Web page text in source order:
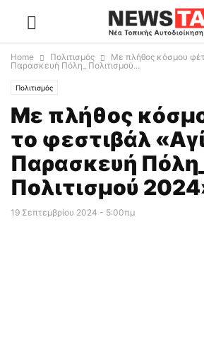
Home Πολιτισμός
Με πλήθος κόσμου
Παρασκευή Πόλη_ Πολιτισμού...
Πολιτισμός
Με πλήθος
το φεστιβάλ
Παρασκευή Πόλη_
Πολιτισμού
19 Σεπτεμβρίου 2024 - 5:00πμ